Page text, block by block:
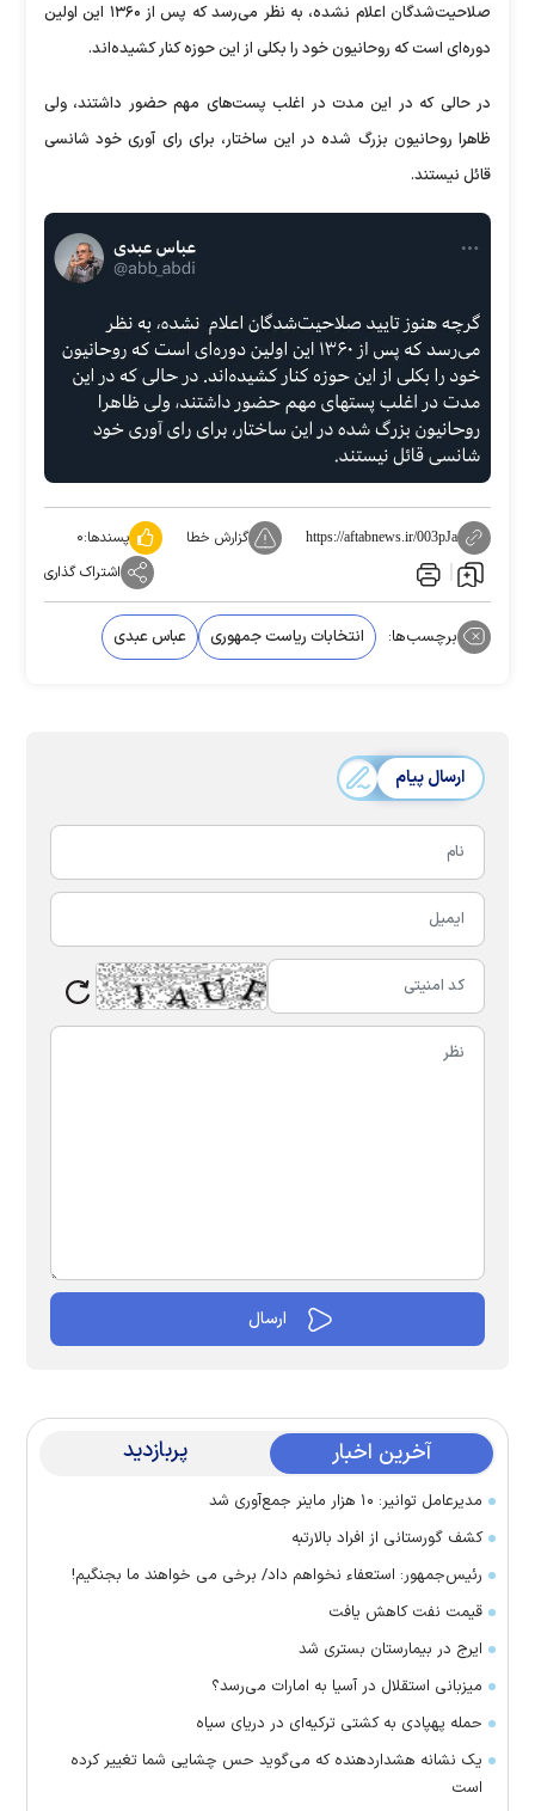
صلاحیت‌شدگان اعلام نشده، به نظر می‌رسد که پس از ۱۳۶۰ این اولین
دوره‌ای است که روحانیون خود را بکلی از این حوزه کنار کشیده‌اند.
در حالی که در این مدت در اغلب پست‌های مهم حضور داشتند، ولی
ظاهرا روحانیون بزرگ شده در این ساختار، برای رای آوری خود شانسی
قائل نیستند.
https://aftabnews.ir/003pJa گزارش خطا پسندها:۰
اشتراک گذاری
برچسب‌ها: انتخابات ریاست جمهوری عباس عبدی
ارسال پیام
آخرین اخبار پربازدید
مدیرعامل توانیر: ۱۰ هزار ماینر جمع‌آوری شد
کشف گورستانی از افراد بالارتبه
رئیس‌جمهور: استعفاء نخواهم داد/ برخی می خواهند ما بجنگیم!
قیمت نفت کاهش یافت
ایرج در بیمارستان بستری شد
میزبانی استقلال در آسیا به امارات می‌رسد؟
حمله پهپادی به کشتی ترکیه‌ای در دریای سیاه
یک نشانه هشداردهنده که می‌گوید حس چشایی شما تغییر کرده
است